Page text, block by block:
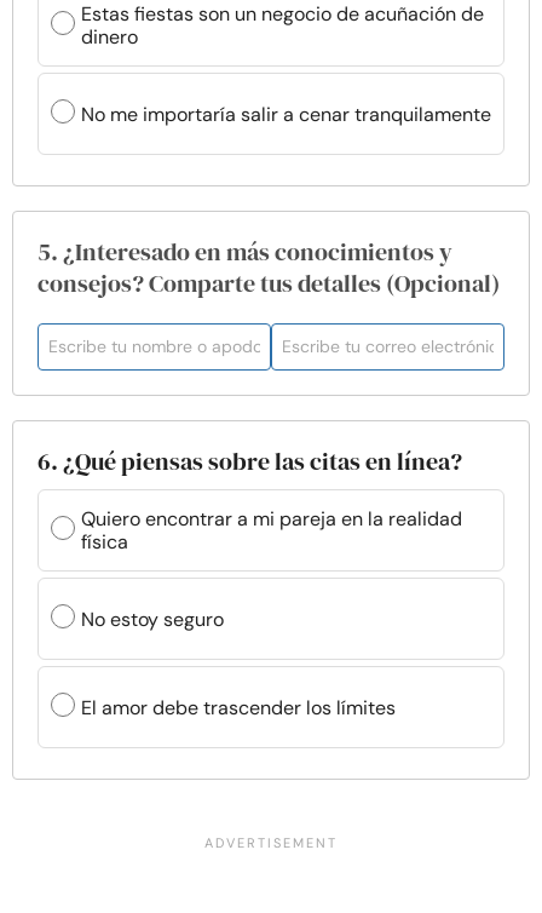
Estas fiestas son un negocio de acuñación de
dinero
No me importaría salir a cenar tranquilamente
5. ¿Interesado en más conocimientos y
consejos? Comparte tus detalles (Opcional)
6. ¿Qué piensas sobre las citas en línea?
Quiero encontrar a mi pareja en la realidad
física
No estoy seguro
El amor debe trascender los límites